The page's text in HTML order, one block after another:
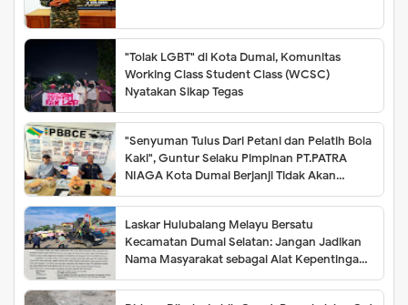
"Tolak LGBT" di Kota Dumai, Komunitas
Working Class Student Class (WCSC)
Nyatakan Sikap Tegas
"Senyuman Tulus Dari Petani dan Pelatih Bola
Kaki", Guntur Selaku Pimpinan PT.PATRA
NIAGA Kota Dumai Berjanji Tidak Akan
Meminta Biaya 1 Rupiah pun Sampai Batas
Waktu Belum Bisa ditentukan
Laskar Hulubalang Melayu Bersatu
Kecamatan Dumai Selatan: Jangan Jadikan
Nama Masyarakat sebagai Alat Kepentingan
Kelompok